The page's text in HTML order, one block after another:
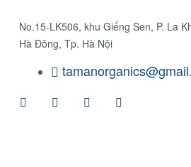
No.15-LK506, khu Giếng Sen, P. La
Hà Đông, Tp. Hà Nội